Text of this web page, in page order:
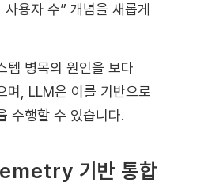
용자 수” 개념을 새롭게
템 병목의 원인을 보다
며, LLM은 이를 기반으로
수행할 수 있습니다.
기반 통합